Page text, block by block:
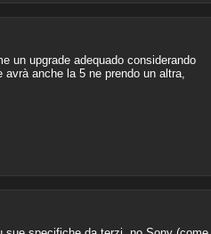
un upgrade adequado considerando
anche la 5 ne prendo un altra,